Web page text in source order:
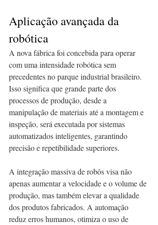
Aplicação avançada da
robótica
A nova fábrica foi concebida para operar
com uma intensidade robótica sem
precedentes no parque industrial brasileiro.
Isso significa que grande parte dos
processos de produção, desde a
manipulação de materiais até a montagem e
inspeção, será executada por sistemas
automatizados inteligentes, garantindo
precisão e repetibilidade superiores.
A integração massiva de robôs visa não
apenas aumentar a velocidade e o volume de
produção, mas também elevar a qualidade
dos produtos fabricados. A automação
reduz erros humanos, otimiza o uso de